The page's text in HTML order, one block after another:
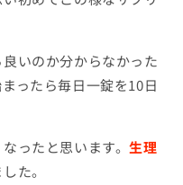
いのか分からなかった
ったら毎日一錠を10日
ったと思います。生理
た。